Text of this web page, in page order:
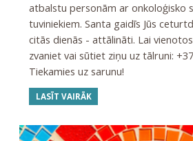
atbalstu personām ar onkoloģisko
tuviniekiem. Santa gaidīs Jūs
citās dienās - attālināti. Lai
zvaniet vai sūtiet ziņu uz tālruni:
Tiekamies uz sarunu!
LASĪT VAIRĀK